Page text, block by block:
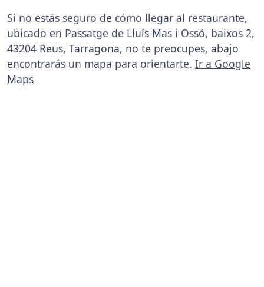
Si no estás seguro de cómo llegar al restaurante,
ubicado en Passatge de Lluís Mas i Ossó, baixos 2,
43204 Reus, Tarragona, no te preocupes, abajo
encontrarás un mapa para orientarte. Ir a Google
Maps